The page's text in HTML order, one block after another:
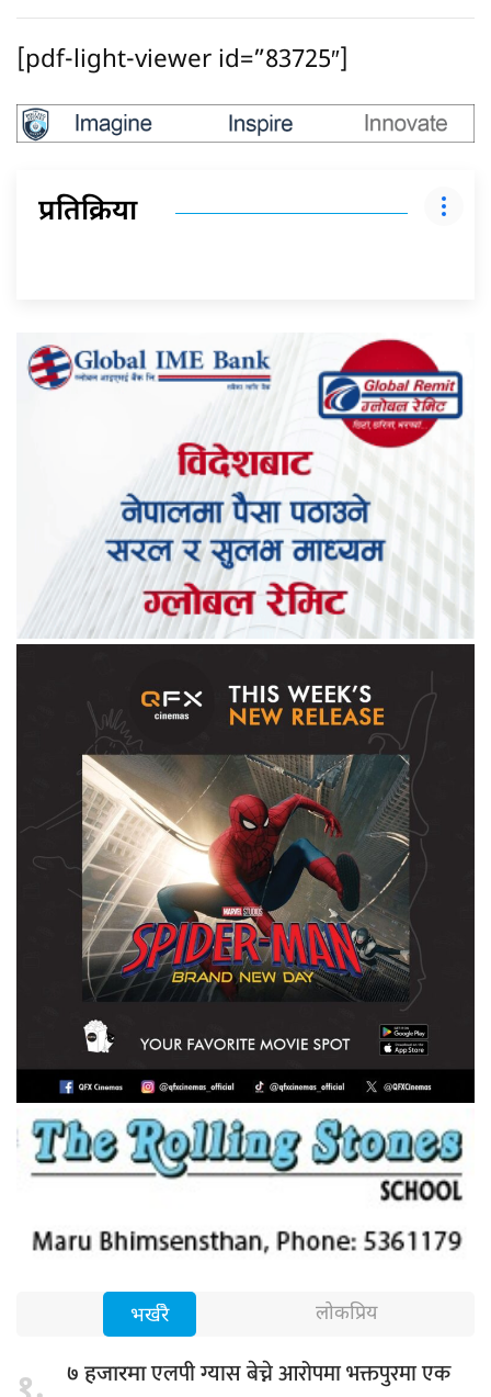
[pdf-light-viewer id=”83725″]
प्रतिक्रिया
भर्खरै लोकप्रिय
७ हजारमाएलपी ग्यास बेच्ने आरोपमा भक्तपुरमा एक